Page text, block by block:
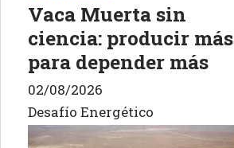
Vaca Muerta sin
ciencia: producir más
para depender más
Desafío Energético
02/08/2026